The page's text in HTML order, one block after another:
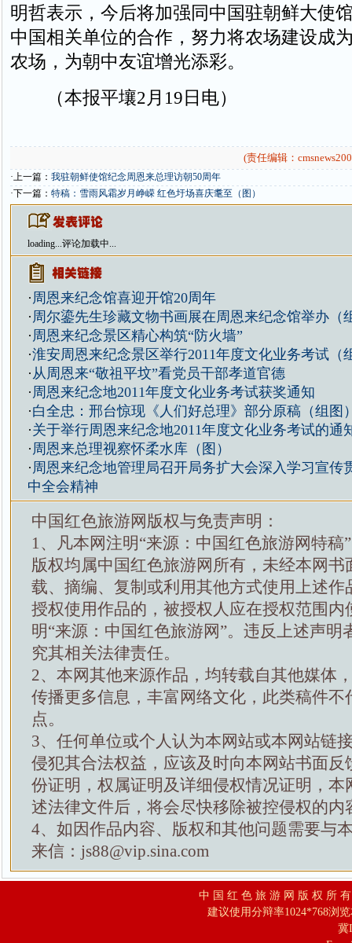
明哲表示，今后将加强同中国驻朝鲜大使
中国相关单位的合作，努力将农场建设成
农场，为朝中友谊增光添彩。
（本报平壤2月19日电）
(责任编辑：
·上一篇： 我驻朝鲜使馆纪念周恩来总理访朝50周年
·下一篇： 特稿：雪雨风霜岁月峥嵘 红色圩场喜庆耄至（图）
loading...评论加载中...
· 周恩来纪念馆喜迎开馆20周年
· 周尔鎏先生珍藏文物书画展在周恩来纪念馆举办（
· 周恩来纪念景区精心构筑“防火墙”
·淮安周恩来纪念景区举行2011年度文化业务考试（
·从周恩来“敬祖平坟”看党员干部孝道官德
· 周恩来纪念地2011年度文化业务考试获奖通知
·白全忠：邢台惊现《人们好总理》部分原稿（组图
·关于举行周恩来纪念地2011年度文化业务考试的通
· 周恩来总理视察怀柔水库（图）
· 周恩来纪念地管理局召开局务扩大会深入学习宣传
中全会精神
中国红色旅游网版权与免责声明：
1、凡本网注明“来源：中国红色旅游网特稿
版权均属中国红色旅游网所有，未经本网书
载、摘编、复制或利用其他方式使用上述作
授权使用作品的，被授权人应在授权范围内
明“来源：中国红色旅游网”。违反上述声明
究其相关法律责任。
2、本网其他来源作品，均转载自其他媒体
传播更多信息，丰富网络文化，此类稿件不
点。
3、任何单位或个人认为本网站或本网站链
侵犯其合法权益，应该及时向本网站书面反
份证明，权属证明及详细侵权情况证明，本
述法律文件后，将会尽快移除被控侵权的内
4、如因作品内容、版权和其他问题需要与
来信：js88@vip.sina.com
中 国 红 色 旅 游 网 版 权 所
建议使用分辩率1024*768浏
冀